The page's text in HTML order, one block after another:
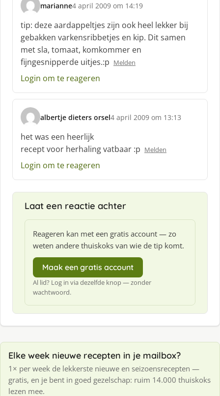
marianne
s
c
h
r
e
e
:
4 april 2009 om 14:19
tip: deze aardappeltjes zijn ook heel lekker bij
gebakken varkensribbetjes en kip. Dit samen
met sla, tomaat, komkommer en
fijngesnipperde uitjes.:p Melden
Login om te reageren
albertje dieters orsel
s
c
h
r
e
:
4 april 2009 om 13:13
het was een heerlijk
recept voor herhaling vatbaar :p Melden
Login om te reageren
Laat een reactie achter
Reageren kan met een gratis account — zo
weten andere thuiskoks van wie de tip komt.
Maak een gratis account
Al lid? Log in via dezelfde knop — zonder
wachtwoord.
Elke week nieuwe recepten in je mailbox?
1× per week de lekkerste nieuwe en seizoensrecepten —
gratis, en je bent in goed gezelschap: ruim 14.000 thuiskoks
lezen mee.